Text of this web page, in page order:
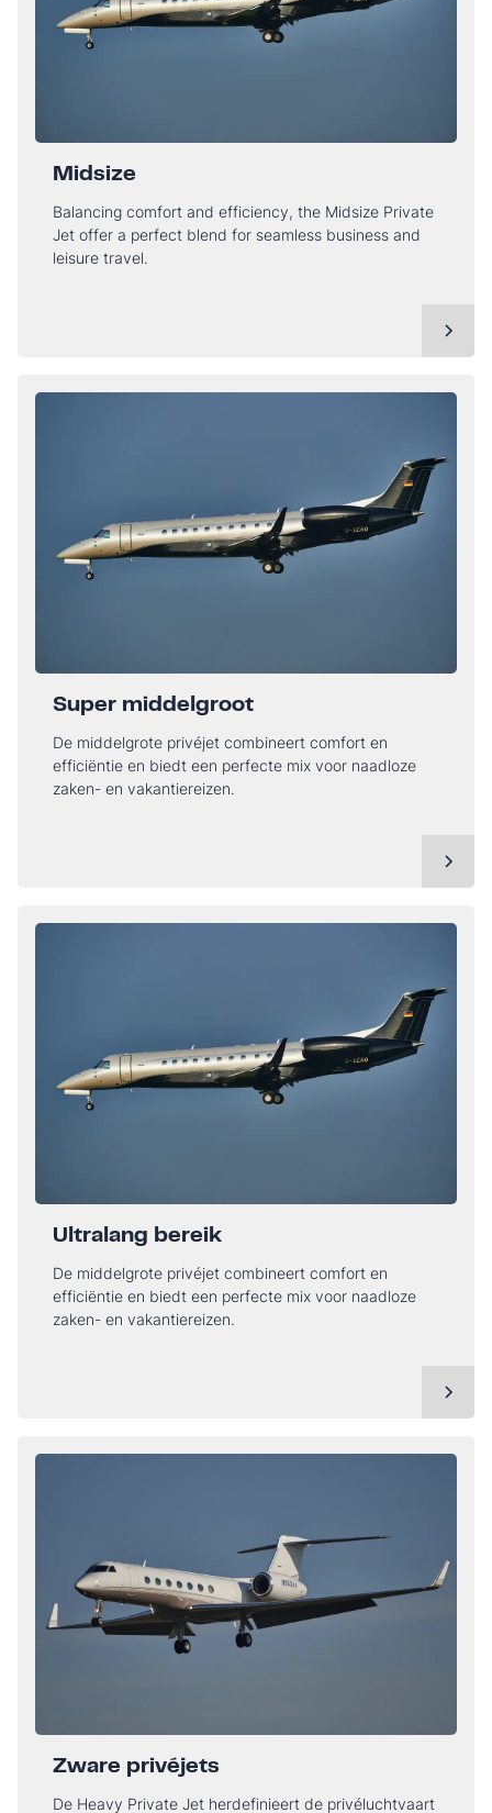
Midsize
Balancing comfort and efficiency, the Midsize Private
Jet offer a perfect blend for seamless business and
leisure travel.
Super middelgroot
De middelgrote privéjet combineert comfort en
efficiëntie en biedt een perfecte mix voor naadloze
zaken- en vakantiereizen.
Ultralang bereik
De middelgrote privéjet combineert comfort en
efficiëntie en biedt een perfecte mix voor naadloze
zaken- en vakantiereizen.
Zware privéjets
De Heavy Private Jet herdefinieert de privéluchtvaart